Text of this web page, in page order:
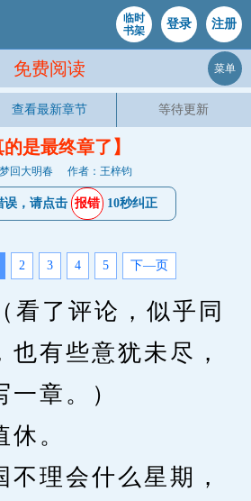
临时
书架
登录 注册
免费阅读 菜单
查看最新章节 等待更新
的是最终章了】
回大明春 作者：王梓钧
误，请点击 报错 10秒纠正
2 3 4 5 下—页
也有些意犹未尽，
章。）
。
理会什么星期，